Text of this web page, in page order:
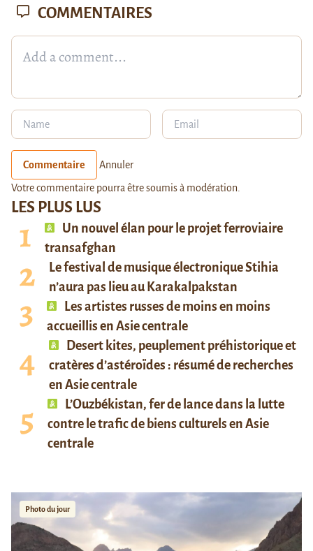
LES PLUS LUS
Un nouvel élan pour le projet ferroviaire
transafghan
Le festival de musique électronique Stihia
n’aura pas lieu au Karakalpakstan
Les artistes russes de moins en moins
accueillis en Asie centrale
Desert kites, peuplement préhistorique et
cratères d’astéroïdes : résumé de recherches
en Asie centrale
L’Ouzbékistan, fer de lance dans la lutte
contre le trafic de biens culturels en Asie
centrale
Photo du jour
COMMENTAIRES
Commentaire Annuler
Votre commentaire pourra être soumis à modération.